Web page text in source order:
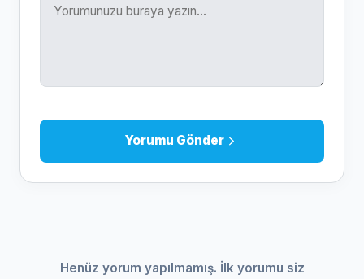
Yorumu Gönder
Henüz yorum yapılmamış. İlk yorumu siz